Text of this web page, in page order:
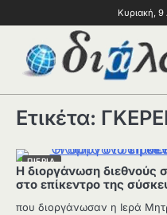
Κυριακή,
Ετικέτα:
ΠΙΕΡΙΑ
Η διοργάνωση διεθνούς
στο επίκεντρο της
που διοργάνωσαν η Ιερά